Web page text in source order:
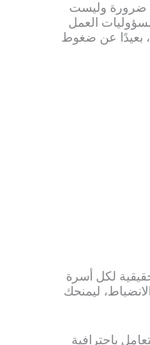
ضرورة وليست
العمل
بعيدًا عن ضغوط
لكل أسرة
ليمنحك
باحترافية